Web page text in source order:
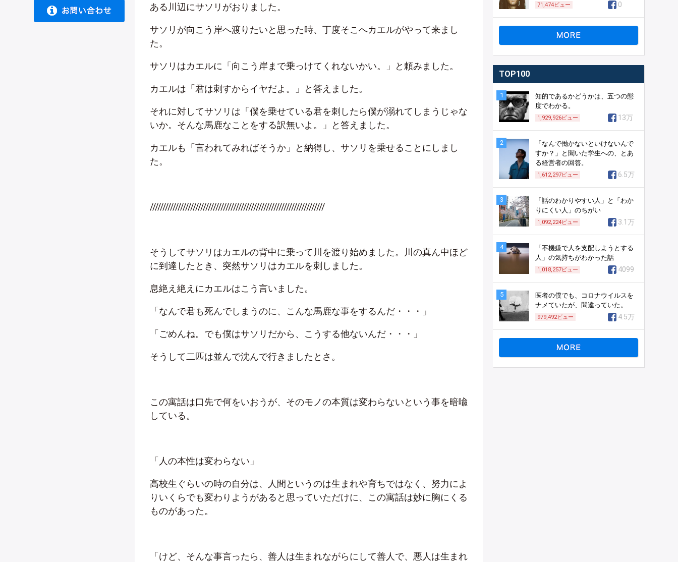
ある川辺にサソリがおりました。
サソリが向こう岸へ渡りたいと思った時、丁度そこへカエルがやって来まし
た。
サソリはカエルに「向こう岸まで乗っけてくれないかい。」と頼みました。
カエルは「君は刺すからイヤだよ。」と答えました。
それに対してサソリは「僕を乗せている君を刺したら僕が溺れてしまうじゃな
いか。そんな馬鹿なことをする訳無いよ。」と答えました。
カエルも「言われてみればそうか」と納得し、サソリを乗せることにしまし
た。
/////////////////////////////////////////////////////////////////////
そうしてサソリはカエルの背中に乗って川を渡り始めました。川の真ん中ほど
に到達したとき、突然サソリはカエルを刺しました。
息絶え絶えにカエルはこう言いました。
「なんで君も死んでしまうのに、こんな馬鹿な事をするんだ・・・」
「ごめんね。でも僕はサソリだから、こうする他ないんだ・・・」
そうして二匹は並んで沈んで行きましたとさ。
この寓話は口先で何をいおうが、そのモノの本質は変わらないという事を暗喩
している。
「人の本性は変わらない」
高校生ぐらいの時の自分は、人間というのは生まれや育ちではなく、努力によ
りいくらでも変わりようがあると思っていただけに、この寓話は妙に胸にくる
ものがあった。
「けど、そんな事言ったら、善人は生まれながらにして善人で、悪人は生まれ
71,474ビュー 0
TOP100
1
知的であるかどうかは、五つの態
度でわかる。
1,929,926ビュー 13万
2
「なんで働かないといけないんで
すか？」と聞いた学生への、とあ
る経営者の回答。
1,612,297ビュー 6.5万
3
「話のわかりやすい人」と「わか
りにくい人」のちがい
1,092,224ビュー 3.1万
4
「不機嫌で人を支配しようとする
人」の気持ちがわかった話
1,018,257ビュー 4099
5
医者の僕でも、コロナウイルスを
ナメていたが、間違っていた。
979,492ビュー 4.5万